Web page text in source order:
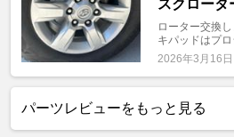
スクロータ
ローター交換
キパッドはプロ
2026年3月16日
パーツレビューをもっと見る